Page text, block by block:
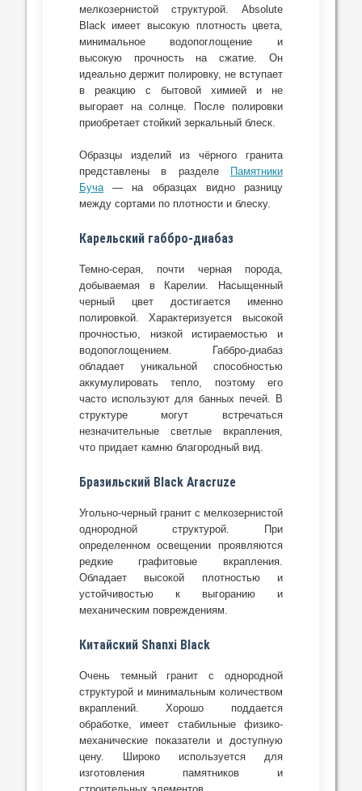
мелкозернистой структурой. Absolute
Black имеет высокую плотность цвета,
минимальное водопоглощение и
высокую прочность на сжатие. Он
идеально держит полировку, не вступает
в реакцию с бытовой химией и не
выгорает на солнце. После полировки
приобретает стойкий зеркальный блеск.
Образцы изделий из чёрного гранита
представлены в разделе
Памятники
Буча— на образцах видно разницу
между сортами по плотности и блеску.
Карельский габбро-диабаз
Темно-серая, почти черная порода,
добываемая в Карелии. Насыщенный
черный цвет достигается именно
полировкой. Характеризуется высокой
прочностью, низкой истираемостью и
водопоглощением. Габбро-диабаз
обладает уникальной способностью
аккумулировать тепло, поэтому его
часто используют для банных печей. В
структуре могут встречаться
незначительные светлые вкрапления,
что придает камню благородный вид.
Бразильский Black Aracruze
Угольно-черный гранит с мелкозернистой
однородной структурой. При
определенном освещении проявляются
редкие графитовые вкрапления.
Обладает высокой плотностью и
устойчивостью к выгоранию и
механическим повреждениям.
Китайский Shanxi Black
Очень темный гранит с однородной
структурой и минимальным количеством
вкраплений. Хорошо поддается
обработке, имеет стабильные физико-
механические показатели и доступную
цену. Широко используется для
изготовления памятников и